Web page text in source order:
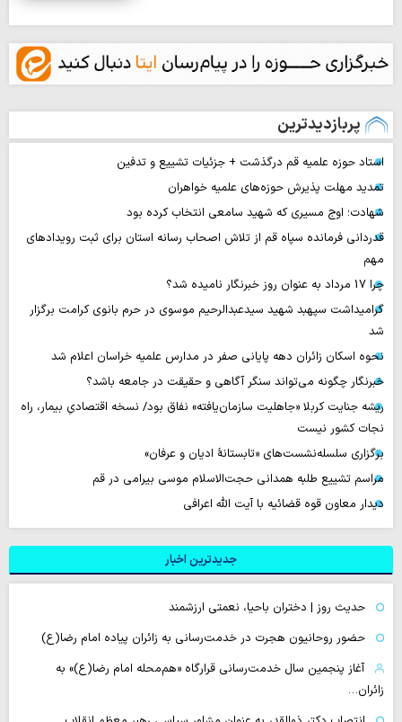
پربازدیدترین
استاد حوزه علمیه قم درگذشت + جزئیات تشییع و تدفین
تمدید مهلت پذیرش حوزه‌های علمیه خواهران
شهادت؛ اوج مسیری که شهید سامعی انتخاب کرده بود
قدردانی فرمانده سپاه قم از تلاش اصحاب رسانه استان برای ثبت رویدادهای
مهم
چرا 17 مرداد به عنوان روز خبرنگار نامیده شد؟
گرامیداشت سپهبد شهید سیدعبدالرحیم موسوی در حرم بانوی کرامت برگزار
شد
نحوه اسکان زائران دهه پایانی صفر در مدارس علمیه خراسان اعلام شد
خبرنگار چگونه می‌تواند سنگر آگاهی و حقیقت در جامعه باشد؟
ریشه جنایت کربلا «جاهلیت سازمان‌یافته» نفاق بود/ نسخه اقتصادیِ بیمار، راه
نجات کشور نیست
برگزاری سلسله‌نشست‌های «تابستانهٔ ادیان و عرفان»
مراسم تشییع طلبه همدانی حجت‌الاسلام موسی بیرامی در قم
دیدار معاون قوه قضائیه با آیت الله اعرافی
جدیدترین اخبار
حدیث روز | دختران باحیا، نعمتی ارزشمند
حضور روحانیون هجرت در خدمت‌رسانی به زائران پیاده امام رضا(ع)
آغاز پنجمین سال خدمت‌رسانی قرارگاه «هم‌محله امام رضا(ع)» به
زائران…